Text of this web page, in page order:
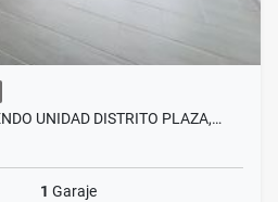
UNIDAD DISTRITO PLAZA,…
1 Garaje